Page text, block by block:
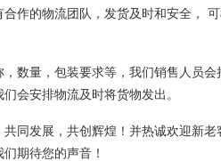
作的物流团队，发货及时和安全，
数量，包装要求等，我们销售人员会
会安排物流及时将货物发出。
同发展，共创辉煌！并热诚欢迎新
期待您的声音！